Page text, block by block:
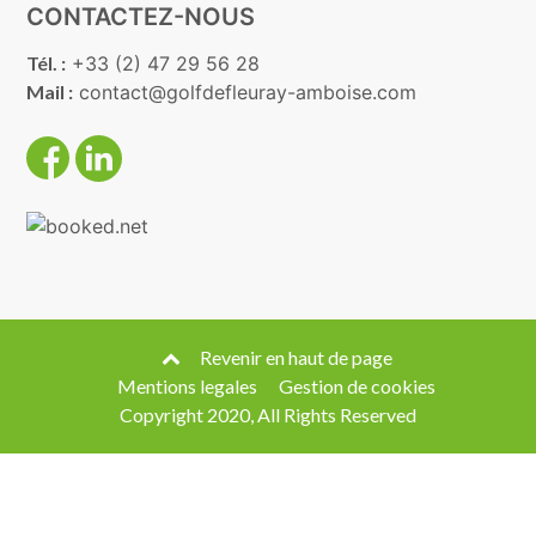
CONTACTEZ-NOUS
Tél. : +33 (2) 47 29 56 28
Mail : contact@golfdefleuray-amboise.com
Copyright 2020, All Rights Reserved
Revenir en haut de page
Mentions legales
Gestion de cookies